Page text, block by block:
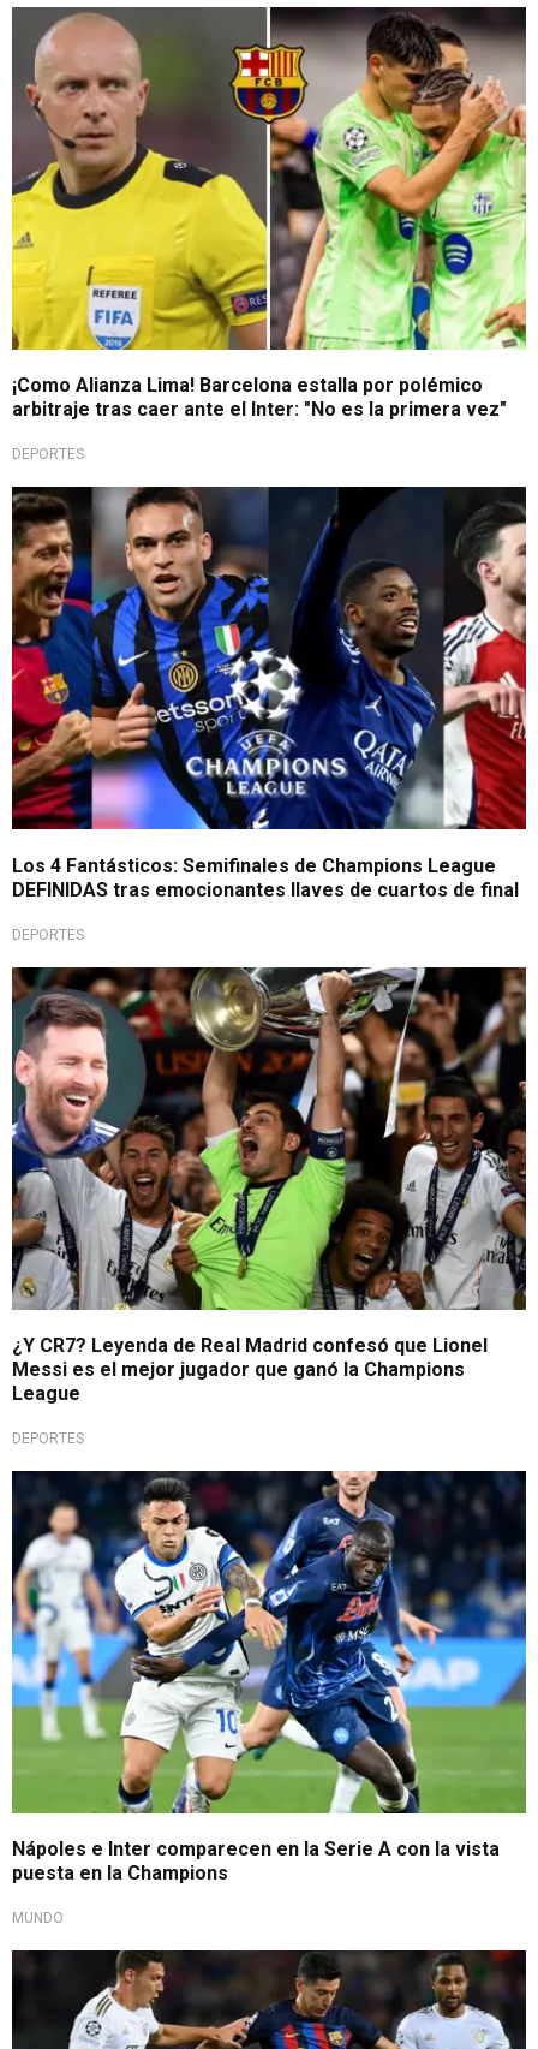
No ocultaron su molestia
¡Como Alianza Lima! Barcelona estalla por polémico
arbitraje tras caer ante el Inter: "No es la primera vez"
DEPORTES
Final en Münich
Los 4 Fantásticos: Semifinales de Champions League
DEFINIDAS tras emocionantes llaves de cuartos de final
DEPORTES
Fútbol internacional
¿Y CR7? Leyenda de Real Madrid confesó que Lionel
Messi es el mejor jugador que ganó la Champions
League
DEPORTES
Nápoles e Inter comparecen en la Serie A con la vista
puesta en la Champions
MUNDO